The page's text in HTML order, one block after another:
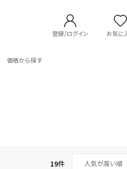
登録/ログイン お気に
価格から探す
19件